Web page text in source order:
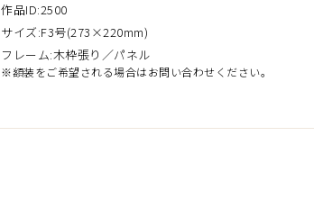
作品ID:2500
サイズ:F3号(273×220mm)
フレーム:木枠張り／パネル
※額装をご希望される場合はお問い合わせください。